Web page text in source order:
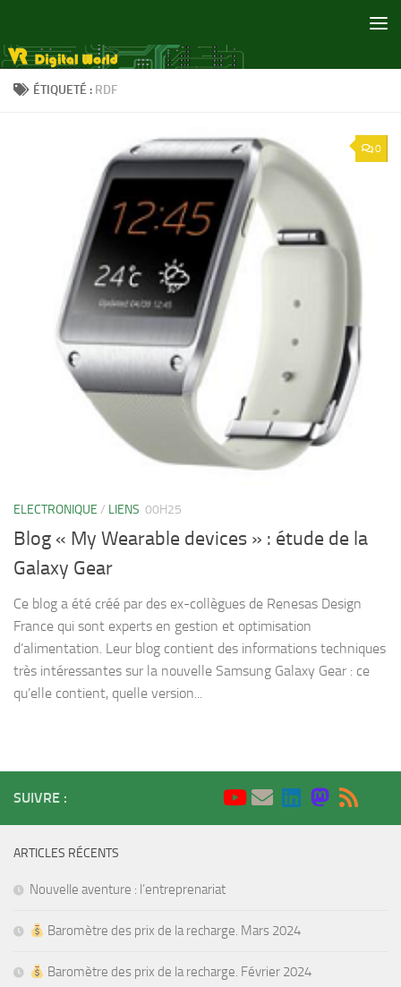
ÉTIQUETÉ : RDF
0
ELECTRONIQUE / LIENS 00H25
Blog « My Wearable devices » : étude de la
Galaxy Gear
Ce blog a été créé par des ex-collègues de Renesas Design
France qui sont experts en gestion et optimisation
d’alimentation. Leur blog contient des informations techniques
très intéressantes sur la nouvelle Samsung Galaxy Gear : ce
qu’elle contient, quelle version...
SUIVRE :
ARTICLES RÉCENTS
Nouvelle aventure : l’entreprenariat
Baromètre des prix de la recharge. Mars 2024
Baromètre des prix de la recharge. Février 2024